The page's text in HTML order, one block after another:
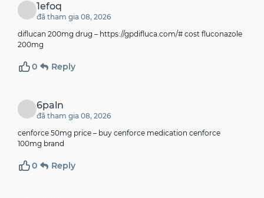
1efoq
đã tham gia 08, 2026
diflucan 200mg drug – https://gpdifluca.com/# cost fluconazole
200mg
0 Reply
6paln
đã tham gia 08, 2026
cenforce 50mg price – buy cenforce medication cenforce
100mg brand
0 Reply